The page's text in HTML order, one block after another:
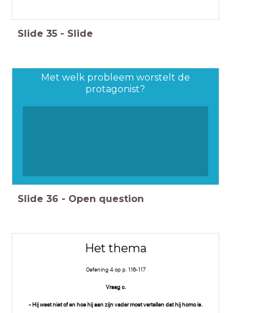
Slide 35 - Slide
Met welk probleem worstelt de
protagonist?
Slide 36 - Open question
Het thema
Oefening 4 op p. 116-117
Vraag c.
- Hij weet niet of en hoe hij aan zijn vader moet vertellen dat hij homo is.